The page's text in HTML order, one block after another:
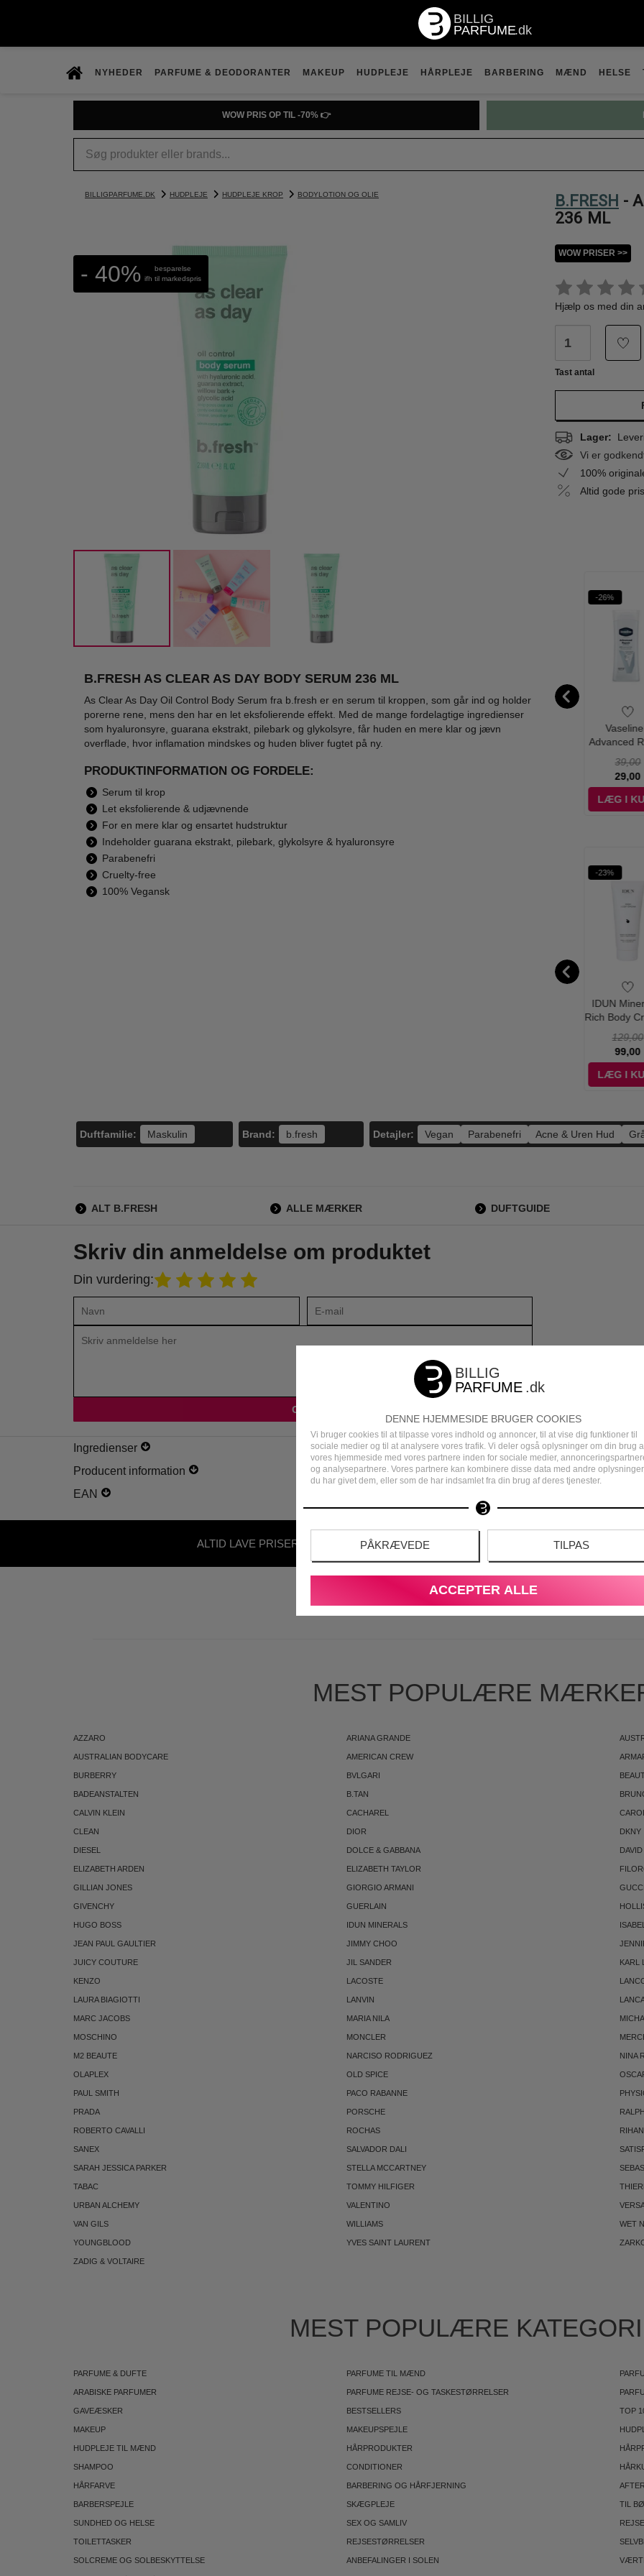
DENNE HJEMMESIDE BRUGER COOKIES
Vi bruger cookies til at tilpasse vores indhold og annoncer, til at vise dig funktioner til
sociale medier og til at analysere vores trafik. Vi deler også oplysninger om din brug
vores hjemmeside med vores partnere inden for sociale medier,
og analysepartnere. Vores partnere kan kombinere disse data med andre oplysninger,
du har givet dem, eller som de har indsamlet fra din brug af deres tjenester.
PÅKRÆVEDE TILPAS
ACCEPTER ALLE
NYHEDER PARFUME & DEODORANTER MAKEUP HUDPLEJE HÅRPLEJE BARBERING MÆND HELSE
WOW PRIS OP TIL -70% 👉
BILLIGPARFUME.DK HUDPLEJE HUDPLEJE KROP BODYLOTION OG OLIE B.FRESH -
236 ML
- 40%
besparelse
ifh til markedspris
WOW PRISER >>
Hjælp os med din
Tast antal
Lager:
Vi er
100%
Altid gode
B.FRESH AS CLEAR AS DAY BODY SERUM 236 ML
As Clear As Day Oil Control Body Serum fra b.fresh er en serum til kroppen, som går ind og holder
porerne rene, mens den har en let eksfolierende effekt. Med de mange fordelagtige ingredienser
som hyaluronsyre, guarana ekstrakt, pilebark og glykolsyre, får huden en mere klar og jævn
overflade, hvor inflamation mindskes og huden bliver fugtet på ny.
PRODUKTINFORMATION OG FORDELE:
Serum til krop
Let eksfolierende & udjævnende
For en mere klar og ensartet hudstruktur
Indeholder guarana ekstrakt, pilebark, glykolsyre & hyaluronsyre
Parabenefri
Cruelty-free
100% Vegansk
-61%
Vaseline - Original
Pure Petroleum
18,95
LÆG I KURV
-32%
Vichy - Clinical
Control 96H
- 3 x 50 ml
299,00
-74%
Maison Alhambra -
Monocline 01 Eau
Armaf -
Mix - Energizer
-26%
Advanced
ml
39,00
29,00
LÆG I
-23%
IDUN
Rich Body
129,00
99,00
LÆG I
Duftfamilie: Maskulin Brand: b.fresh Detajler: Vegan Parabenefri Acne & Uren Hud
ALT B.FRESH ALLE MÆRKER DUFTGUIDE
Skriv din anmeldelse om produktet
Din vurdering:
Ingredienser
Producent information
EAN
ALTID LAVE PRISER - UDEN DANSK E-MÆRKET WEBSHOP
MEST POPULÆRE
AZZARO ARIANA GRANDE
AUSTRALIAN BODYCARE AMERICAN CREW
BURBERRY BVLGARI
BADEANSTALTEN B.TAN
CALVIN KLEIN CACHAREL
CLEAN DIOR DKNY
DIESEL DOLCE & GABBANA
ELIZABETH ARDEN ELIZABETH TAYLOR
GILLIAN JONES GIORGIO ARMANI GUCCI
GIVENCHY GUERLAIN
HUGO BOSS IDUN MINERALS
JEAN PAUL GAULTIER JIMMY CHOO
JUICY COUTURE JIL SANDER KARL
KENZO LACOSTE
LAURA BIAGIOTTI LANVIN
MARC JACOBS MARIA NILA
MOSCHINO MONCLER
M2 BEAUTE NARCISO RODRIGUEZ NINA
OLAPLEX OLD SPICE
PAUL SMITH PACO RABANNE
PRADA PORSCHE
ROBERTO CAVALLI ROCHAS
SANEX SALVADOR DALI
SARAH JESSICA PARKER STELLA MCCARTNEY
TABAC TOMMY HILFIGER
URBAN ALCHEMY VALENTINO
VAN GILS WILLIAMS WET
YOUNGBLOOD YVES SAINT LAURENT
ZADIG & VOLTAIRE
MEST POPULÆRE
PARFUME & DUFTE PARFUME TIL MÆND
ARABISKE PARFUMER PARFUME REJSE- OG TASKESTØRRELSER
GAVEÆSKER BESTSELLERS TOP
MAKEUP MAKEUPSPEJLE
HUDPLEJE TIL MÆND HÅRPRODUKTER
SHAMPOO CONDITIONER
HÅRFARVE BARBERING OG HÅRFJERNING
BARBERSPEJLE SKÆGPLEJE TIL
SUNDHED OG HELSE SEX OG SAMLIV
TOILETTASKER REJSESTØRRELSER
SOLCREME OG SOLBESKYTTELSE ANBEFALINGER I SOLEN